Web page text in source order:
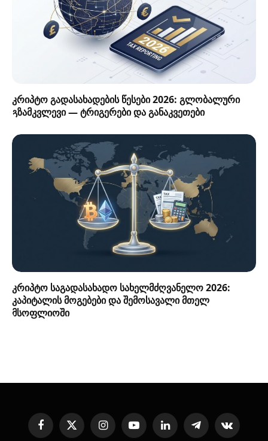
კრიპტო გადასახადების წესები 2026: გლობალური
გზამკვლევი — ტრიგერები და განაკვეთები
კრიპტო საგადასახადო სახელმძღვანელო 2026:
კაპიტალის მოგებები და შემოსავალი მთელ
მსოფლიოში
FacebookX
InstagramYouTubeLinkedInTelegramVKontakte